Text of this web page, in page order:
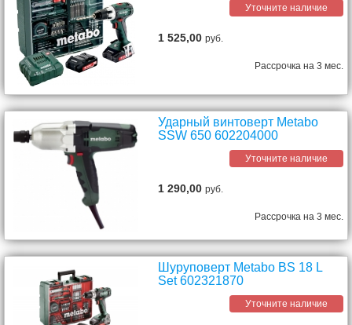
Уточните наличие
1 525,00руб.
Рассрочка на 3 мес.
Ударный винтоверт Metabo
SSW 650 602204000
Уточните наличие
1 290,00руб.
Рассрочка на 3 мес.
Шуруповерт Metabo BS 18 L
Set 602321870
Уточните наличие